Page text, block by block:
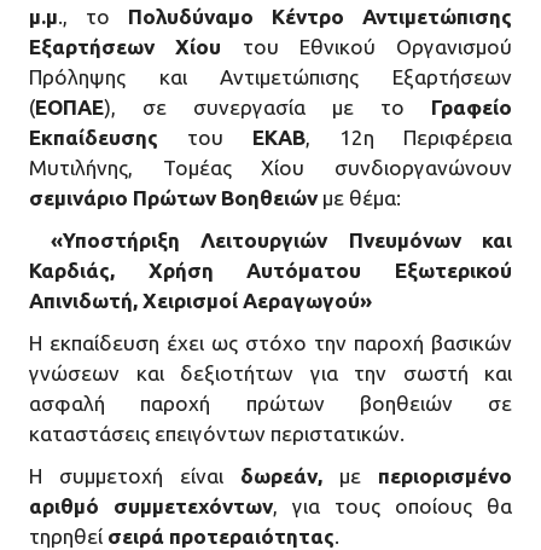
μ.μ., το Πολυδύναμο Κέντρο Αντιμετώπισης
Εξαρτήσεων Χίου του Εθνικού Οργανισμού
Πρόληψης και Αντιμετώπισης Εξαρτήσεων
(ΕΟΠΑΕ), σε συνεργασία με το Γραφείο
Εκπαίδευσης του ΕΚΑΒ,
12η Περιφέρεια
Μυτιλήνης, Τομέας Χίου συνδιοργανώνουν
σεμινάριο Πρώτων Βοηθειών με θέμα:
«Υποστήριξη Λειτουργιών Πνευμόνων και
Καρδιάς, Χρήση Αυτόματου Εξωτερικού
Απινιδωτή, Χειρισμοί Αεραγωγού»
H εκπαίδευση έχει ως στόχο την παροχή βασικών
γνώσεων και δεξιοτήτων για την σωστή και
ασφαλή παροχή πρώτων βοηθειών σε
καταστάσεις επειγόντων περιστατικών.
Η συμμετοχή είναι δωρεάν, με περιορισμένο
αριθμό συμμετεχόντων, για τους οποίους θα
τηρηθεί σειρά προτεραιότητας.